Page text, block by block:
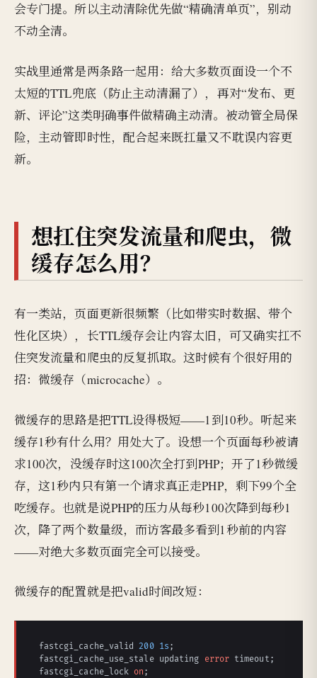
会专门提。所以主动清除优先做“精确清单页”，别动
不动全清。
实战里通常是两条路一起用：给大多数页面设一个不
太短的TTL兜底（防止主动清漏了），再对“发布、更
新、评论”这类明确事件做精确主动清。被动管全局保
险，主动管即时性，配合起来既扛量又不耽误内容更
新。
想扛住突发流量和爬虫，微
缓存怎么用？
有一类站，页面更新很频繁（比如带实时数据、带个
性化区块），长TTL缓存会让内容太旧，可又确实扛不
住突发流量和爬虫的反复抓取。这时候有个很好用的
招：微缓存（microcache）。
微缓存的思路是把TTL设得极短——1到10秒。听起来
缓存1秒有什么用？用处大了。设想一个页面每秒被请
求100次，没缓存时这100次全打到PHP；开了1秒微缓
存，这1秒内只有第一个请求真正走PHP，剩下99个全
吃缓存。也就是说PHP的压力从每秒100次降到每秒1
次，降了两个数量级，而访客最多看到1秒前的内容
——对绝大多数页面完全可以接受。
微缓存的配置就是把valid时间改短：
fastcgi_cache_valid 200 1s ;
fastcgi_cache_use_stale updating error timeout;
fastcgi_cache_lock on ;